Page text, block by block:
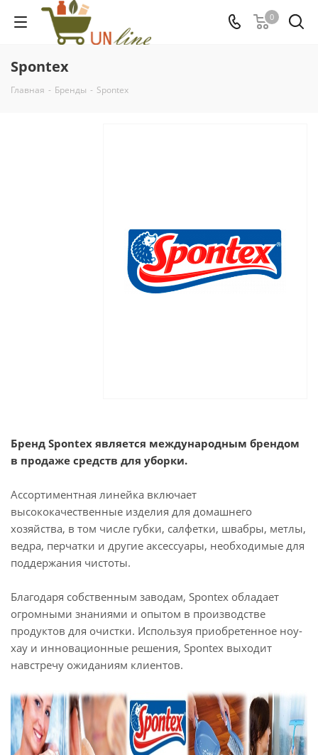
0
Spontex
Главная - Бренды - Spontex
Бренд Spontex является международным брендом
в продаже средств для уборки.
Ассортиментная линейка включает
высококачественные изделия для домашнего
хозяйства, в том числе губки, салфетки, швабры, метлы,
ведра, перчатки и другие аксессуары, необходимые для
поддержания чистоты.
Благодаря собственным заводам, Spontex обладает
огромными знаниями и опытом в производстве
продуктов для очистки. Используя приобретенное ноу-
хау и инновационные решения, Spontex выходит
навстречу ожиданиям клиентов.